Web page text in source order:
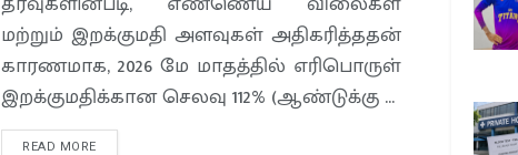
மற்றும் இறக்குமதி அளவுகள் அதிகரித்ததன்
காரணமாக, 2026 மே மாதத்தில் எரிபொருள்
இறக்குமதிக்கான செலவு 112% (ஆண்டுக்கு ...
READ MORE